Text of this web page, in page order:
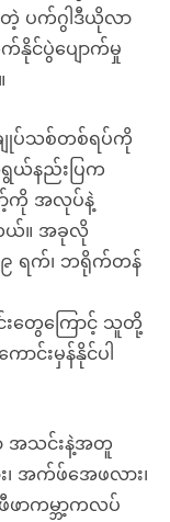
ပက်ဂွါဒီယိုလာ
နိုင်ပွဲပျောက်မှု
ျုပ်သစ်တစ်ရပ်ကို
နည်းပြက
ကို အလုပ်နဲ့
တယ်။ အခုလို
၉ ရက်၊ ဘရိုက်တန်
တွေကြောင့် သူတို့
င်းမှန်နိုင်ပါ
အသင်းနဲ့အတူ
၊ အက်ဖ်အေဖလား၊
ဖီဖာကမ္ဘာ့ကလပ်